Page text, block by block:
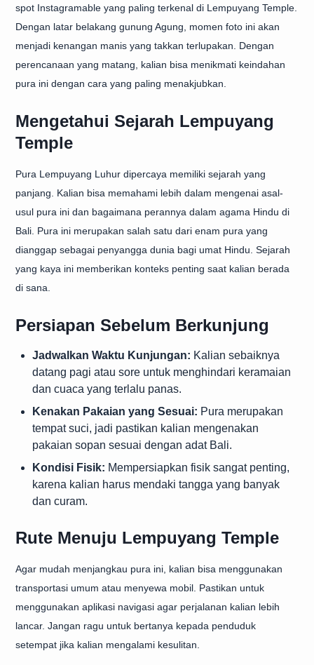
spot Instagramable yang paling terkenal di Lempuyang Temple.
Dengan latar belakang gunung Agung, momen foto ini akan
menjadi kenangan manis yang takkan terlupakan. Dengan
perencanaan yang matang, kalian bisa menikmati keindahan
pura ini dengan cara yang paling menakjubkan.
Mengetahui Sejarah Lempuyang
Temple
Pura Lempuyang Luhur dipercaya memiliki sejarah yang
panjang. Kalian bisa memahami lebih dalam mengenai asal-
usul pura ini dan bagaimana perannya dalam agama Hindu di
Bali. Pura ini merupakan salah satu dari enam pura yang
dianggap sebagai penyangga dunia bagi umat Hindu. Sejarah
yang kaya ini memberikan konteks penting saat kalian berada
di sana.
Persiapan Sebelum Berkunjung
Jadwalkan Waktu Kunjungan: Kalian sebaiknya
datang pagi atau sore untuk menghindari keramaian
dan cuaca yang terlalu panas.
Kenakan Pakaian yang Sesuai: Pura merupakan
tempat suci, jadi pastikan kalian mengenakan
pakaian sopan sesuai dengan adat Bali.
Kondisi Fisik: Mempersiapkan fisik sangat penting,
karena kalian harus mendaki tangga yang banyak
dan curam.
Rute Menuju Lempuyang Temple
Agar mudah menjangkau pura ini, kalian bisa menggunakan
transportasi umum atau menyewa mobil. Pastikan untuk
menggunakan aplikasi navigasi agar perjalanan kalian lebih
lancar. Jangan ragu untuk bertanya kepada penduduk
setempat jika kalian mengalami kesulitan.